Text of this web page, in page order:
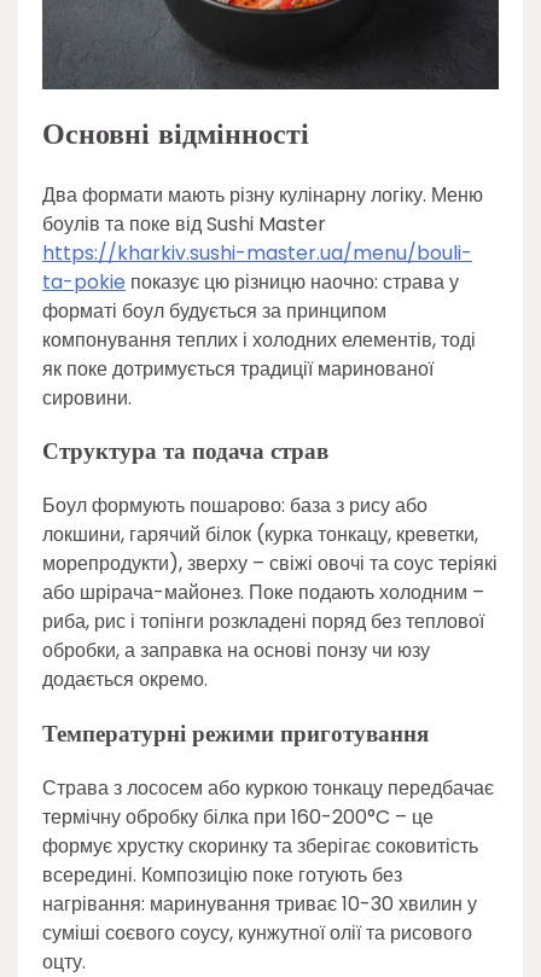
Основні відмінності
Два формати мають різну кулінарну логіку. Меню
боулів та поке від Sushi Master
https://kharkiv.sushi-master.ua/menu/bouli-
ta-pokie показує цю різницю наочно: страва у
форматі боул будується за принципом
компонування теплих і холодних елементів, тоді
як поке дотримується традиції маринованої
сировини.
Структура та подача страв
Боул формують пошарово: база з рису або
локшини, гарячий білок (курка тонкацу, креветки,
морепродукти), зверху – свіжі овочі та соус теріякі
або шрірача-майонез. Поке подають холодним –
риба, рис і топінги розкладені поряд без теплової
обробки, а заправка на основі понзу чи юзу
додається окремо.
Температурні режими приготування
Страва з лососем або куркою тонкацу передбачає
термічну обробку білка при 160-200°C – це
формує хрустку скоринку та зберігає соковитість
всередині. Композицію поке готують без
нагрівання: маринування триває 10-30 хвилин у
суміші соєвого соусу, кунжутної олії та рисового
оцту.